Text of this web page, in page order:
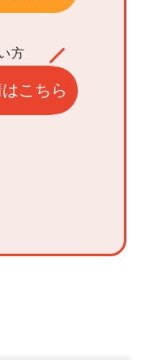
方
こちら